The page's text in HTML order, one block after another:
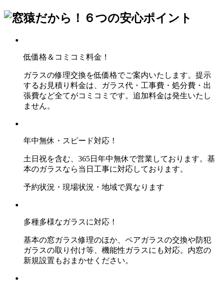
低価格＆コミコミ料金！
ガラスの修理交換を低価格でご案内いたします。提示
するお見積り料金は、ガラス代・工事費・処分費・出
張費など全てがコミコミです。追加料金は発生いたし
ません。
年中無休・スピード対応！
土日祝を含む、365日年中無休で営業しております。基
本のガラスなら当日工事に対応しております。
予約状況・現場状況・地域で異なります
多種多様なガラスに対応！
基本の窓ガラス修理のほか、ペアガラスの交換や防犯
ガラスの取り付け等、機能性ガラスにも対応。内窓の
新規設置もおまかせください。